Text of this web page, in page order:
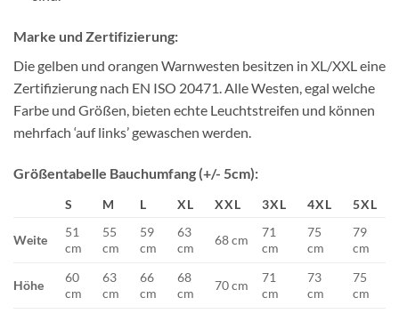
Marke und Zertifizierung:
Die gelben und orangen Warnwesten besitzen in XL/XXL eine
Zertifizierung nach EN ISO 20471. Alle Westen, egal welche
Farbe und Größen, bieten echte Leuchtstreifen und können
mehrfach ‘auf links’ gewaschen werden.
Größentabelle Bauchumfang (+/- 5cm):
S M L XL XXL 3XL 4XL 5XL
Weite
51
cm
55
cm
59
cm
63
cm
68 cm
71
cm
75
cm
79
cm
Höhe
60
cm
63
cm
66
cm
68
cm
70 cm
71
cm
73
cm
75
cm